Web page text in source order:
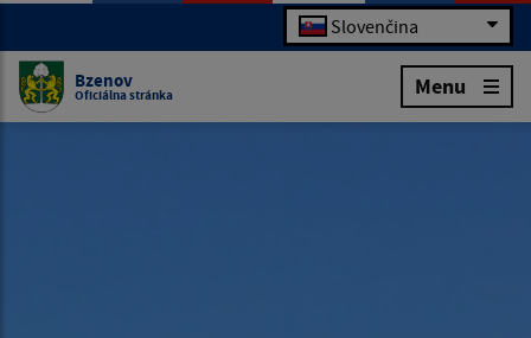
Slovenčina
Bzenov
Oficiálna stránka Menu